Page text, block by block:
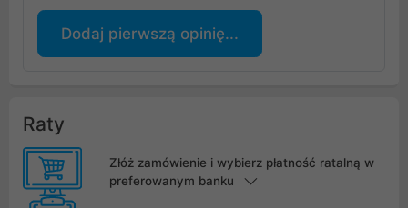
Dodaj pierwszą opinię...
Raty
Złóż zamówienie i wybierz płatność ratalną w
preferowanym banku